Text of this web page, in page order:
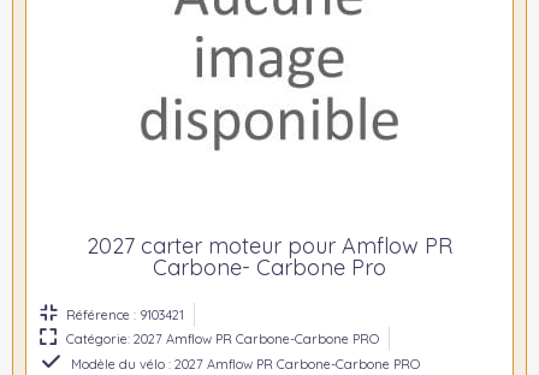
2027 carter moteur pour Amflow PR
Carbone- Carbone Pro
Référence : 9103421
Catégorie: 2027 Amflow PR Carbone-Carbone PRO
Modèle du vélo : 2027 Amflow PR Carbone-Carbone PRO